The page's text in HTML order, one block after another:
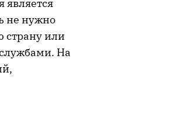
является
не нужно
страну или
На